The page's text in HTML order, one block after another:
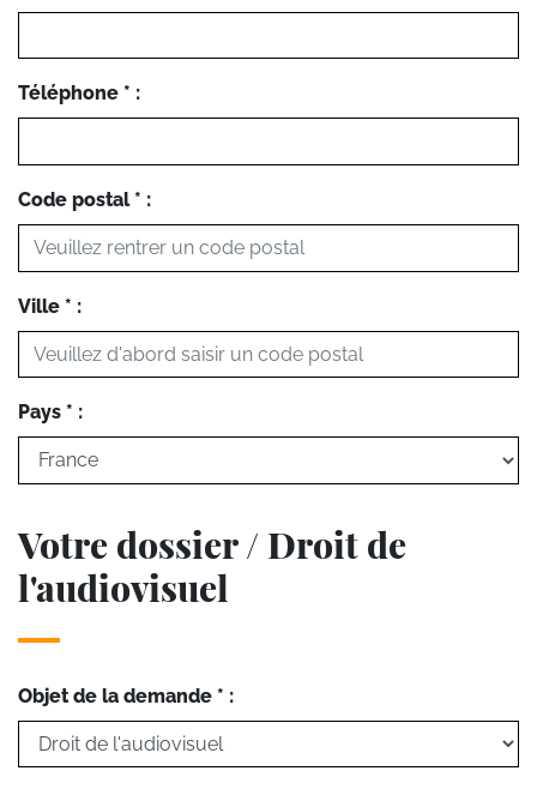
Téléphone * :
Code postal * :
Ville * :
Pays * :
Votre dossier / Droit de
l'audiovisuel
Objet de la demande * :